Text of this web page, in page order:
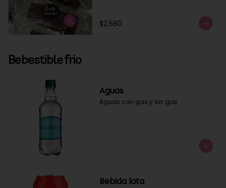
lactosa, libre de gluten.
$2.580
Bebestible frio
Aguas
Aguas con gas y sin gas
Bebida lata